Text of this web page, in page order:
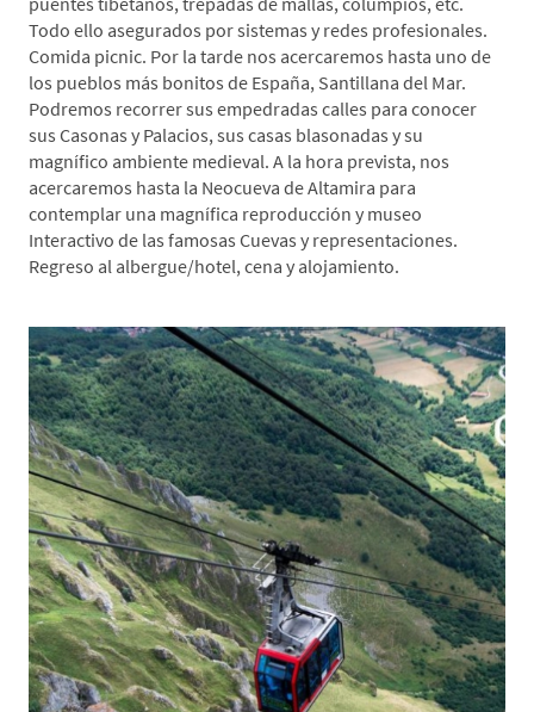
Todo ello asegurados por sistemas y redes profesionales.
Comida picnic. Por la tarde nos acercaremos hasta uno de
los pueblos más bonitos de España, Santillana del Mar.
Podremos recorrer sus empedradas calles para conocer
sus Casonas y Palacios, sus casas blasonadas y su
magnífico ambiente medieval. A la hora prevista, nos
acercaremos hasta la Neocueva de Altamira para
contemplar una magnífica reproducción y museo
Interactivo de las famosas Cuevas y representaciones.
Regreso al albergue/hotel, cena y alojamiento.